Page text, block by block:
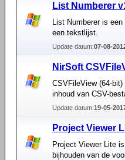
List Numberer
List Numberer is
een tekstlijst.
Update datum:07-08-
NirSoft
CSVFileView (64-
inhoud van CSV-
Update datum:19-05-
Project Viewer
Project Viewer Lite
bijhouden van de